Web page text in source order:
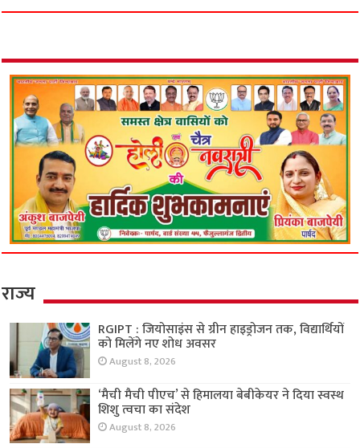
राज्य
RGIPT : जियोसाइंस से ग्रीन हाइड्रोजन तक, विद्यार्थियों
को मिलेंगे नए शोध अवसर
August 8, 2026
‘मैची मैची पीएच’ से हिमालया बेबीकेयर ने दिया स्वस्थ
शिशु त्वचा का संदेश
August 8, 2026